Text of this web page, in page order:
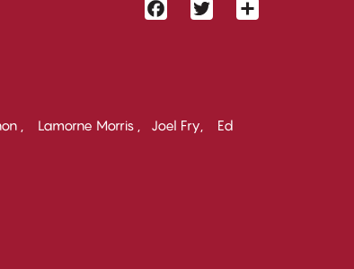
Lamorne Morris Joel Fry
Ed
FacebookTwitter